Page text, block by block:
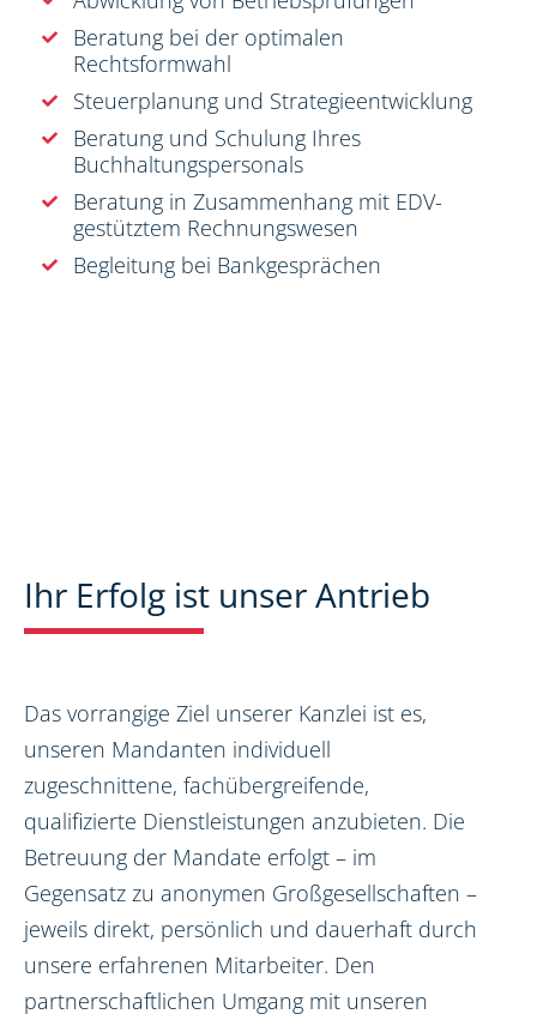
Beratung bei der optimalen
Rechtsformwahl
Steuerplanung und Strategieentwicklung
Beratung und Schulung Ihres
Buchhaltungspersonals
Beratung in Zusammenhang mit EDV-
gestütztem Rechnungswesen
Begleitung bei Bankgesprächen
Ihr Erfolg ist unser Antrieb
Das vorrangige Ziel unserer Kanzlei ist es,
unseren Mandanten individuell
zugeschnittene, fachübergreifende,
qualifizierte Dienstleistungen anzubieten. Die
Betreuung der Mandate erfolgt – im
Gegensatz zu anonymen Großgesellschaften –
jeweils direkt, persönlich und dauerhaft durch
unsere erfahrenen Mitarbeiter. Den
partnerschaftlichen Umgang mit unseren